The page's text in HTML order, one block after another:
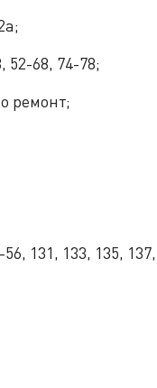
52-68, 74-78;
ремонт;
131, 133, 135, 137,